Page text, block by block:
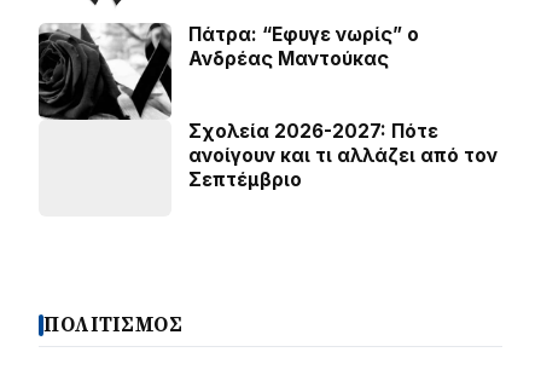
Πάτρα: “Εφυγε νωρίς” ο
Ανδρέας Μαντούκας
Σχολεία 2026-2027: Πότε
ανοίγουν και τι αλλάζει από τον
Σεπτέμβριο
ΠΟΛΙΤΙΣΜΟΣ